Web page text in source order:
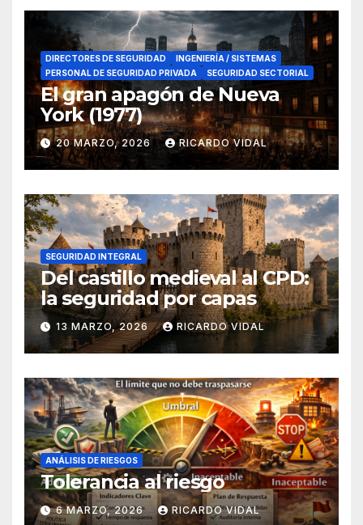
DIRECTORES DE SEGURIDAD
INGENIERÍA / SISTEMAS
PERSONAL DE SEGURIDAD PRIVADA
SEGURIDAD SECTORIAL
El gran apagón de Nueva
York (1977)
20 MARZO, 2026 RICARDO VIDAL
SEGURIDAD INTEGRAL
Del castillo medieval al CPD:
la seguridad por capas
13 MARZO, 2026 RICARDO VIDAL
ANÁLISIS DE RIESGOS
Tolerancia al riesgo
6 MARZO, 2026 RICARDO VIDAL